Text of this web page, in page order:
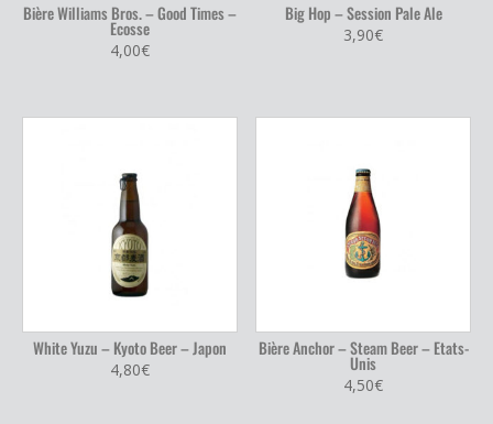
Bière Williams Bros. – Good Times –
Ecosse
4,00€
Big Hop – Session Pale Ale
3,90€
White Yuzu – Kyoto Beer – Japon
4,80€
Bière Anchor – Steam Beer – Etats-
Unis
4,50€